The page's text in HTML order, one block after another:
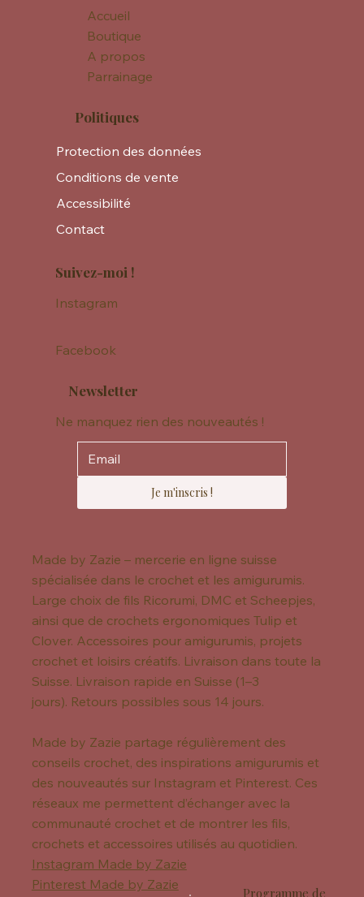
Accueil
Boutique
A propos
Parrainage
Politiques
Protection des données
Conditions de vente
Accessibilité
Contact
Suivez-moi !
Instagram
Facebook
Newsletter
Ne manquez rien des nouveautés !
Je m'inscris !
Made by Zazie – mercerie en ligne suisse
spécialisée dans le crochet et les amigurumis.
Large choix de fils Ricorumi, DMC et Scheepjes,
ainsi que de crochets ergonomiques Tulip et
Clover. Accessoires pour amigurumis, projets
crochet et loisirs créatifs. Livraison dans toute la
Suisse. Livraison rapide en Suisse (1–3
jours). Retours possibles sous 14 jours.
Made by Zazie partage régulièrement des
conseils crochet, des inspirations amigurumis et
des nouveautés sur Instagram et Pinterest. Ces
réseaux me permettent d’échanger avec la
communauté crochet et de montrer les fils,
crochets et accessoires utilisés au quotidien.
Instagram Made by Zazie
Pinterest Made by Zazie
Programme de